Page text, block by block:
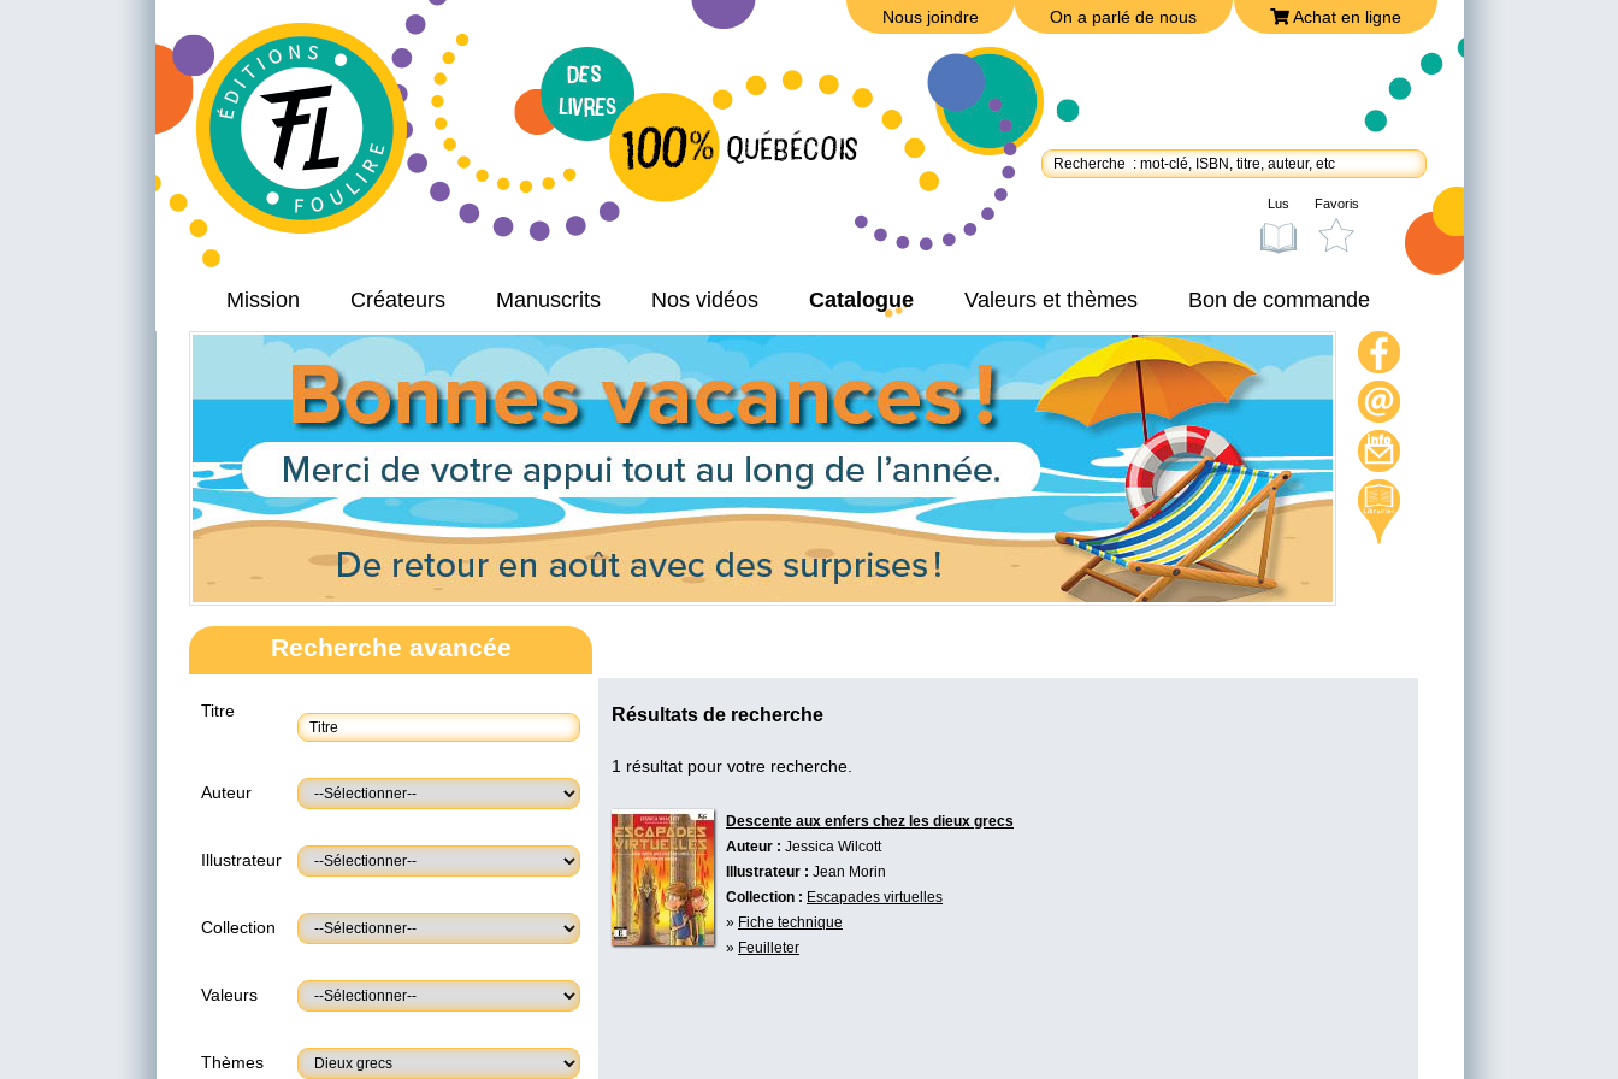
Nous joindre On a parlé de nous Achat en ligne
Mission Créateurs Manuscrits Nos vidéos Catalogue Valeurs et thèmes Bon de commande
On a parlé de nous
Achat en ligne
Nous joindre
Politique de confidentialité
Lus Favoris
Recherche avancée
Titre
Auteur
Illustrateur
Collection
Valeurs
Thèmes
Résultats de recherche
1 résultat pour votre recherche.
Descente aux enfers chez les dieux grecs
Auteur : Jessica Wilcott
Illustrateur : Jean Morin
Collection : Escapades virtuelles
» Fiche technique
» Feuilleter